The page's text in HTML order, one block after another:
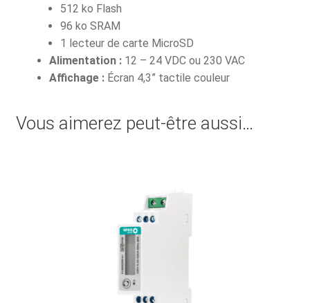
512 ko Flash
96 ko SRAM
1 lecteur de carte MicroSD
Alimentation :12 – 24 VDC ou 230 VAC
Affichage :Écran 4,3” tactile couleur
Vous aimerez peut-être aussi…